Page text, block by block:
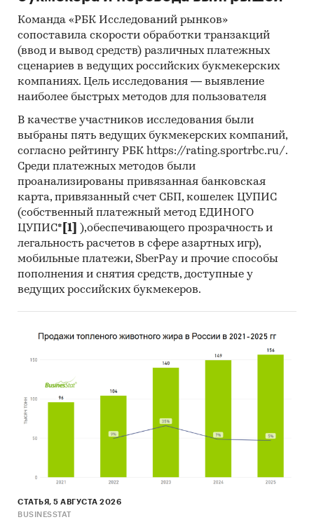
Методы:
Кабинетное исследование. Поиск и анализ
информации из различных источников,
проведение расчетов. Статистика и
Прогноз ГидМаркет. Современные
статистические методы прогнозирования с
поправкой на мнение экспертов.
Отчет отражает мнение авторов и не является
инвестиционной рекомендацией
Потребительские товары / ... /
Овощи
Картофель
Овощи
Промышленность
... Овощи
Картофель
Россия
Команда «РБК Исследований рынков»
сопоставила скорости обработки транзакций
(ввод и вывод средств) различных платежных
сценариев в ведущих российских букмекерских
компаниях. Цель исследования — выявление
наиболее быстрых методов для пользователя
В качестве участников исследования были
выбраны пять ведущих букмекерских компаний,
согласно рейтингу РБК https://rating.sportrbc.ru/.
Среди платежных методов были
проанализированы привязанная банковская
карта, привязанный счет СБП, кошелек ЦУПИС
(собственный платежный метод ЕДИНОГО
ЦУПИС* [1]
),обеспечивающего прозрачность и
легальность расчетов в сфере азартных игр),
мобильные платежи, SberPay и прочие способы
пополнения и снятия средств, доступные у
ведущих российских букмекеров.
СТАТЬЯ, 5 АВГУСТА 2026
BUSINESSTAT